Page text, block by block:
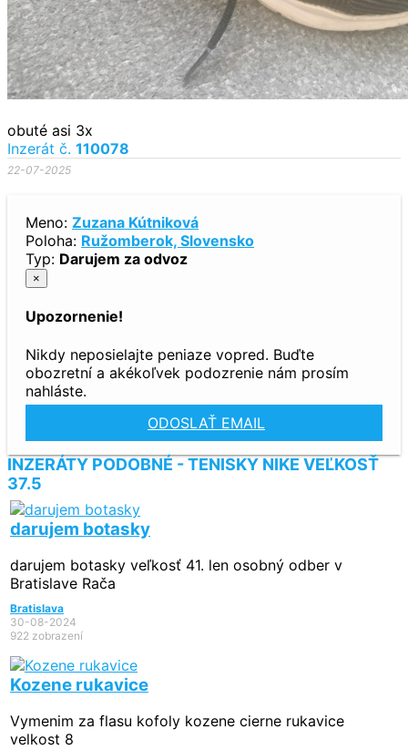
obuté asi 3x
Inzerát č. 110078
22-07-2025
Meno: Zuzana Kútniková
Poloha: Ružomberok, Slovensko
Typ: Darujem za odvoz
×
Upozornenie!
Nikdy neposielajte peniaze vopred. Buďte
obozretní a akékoľvek podozrenie nám prosím
nahláste.
ODOSLAŤ EMAIL
INZERÁTY PODOBNÉ - TENISKY NIKE VEĽKOSŤ
37.5
darujem botasky
darujem botasky veľkosť 41. len osobný odber v
Bratislave Rača
Bratislava
30-08-2024
922 zobrazení
Kozene rukavice
Vymenim za flasu kofoly kozene cierne rukavice
velkost 8